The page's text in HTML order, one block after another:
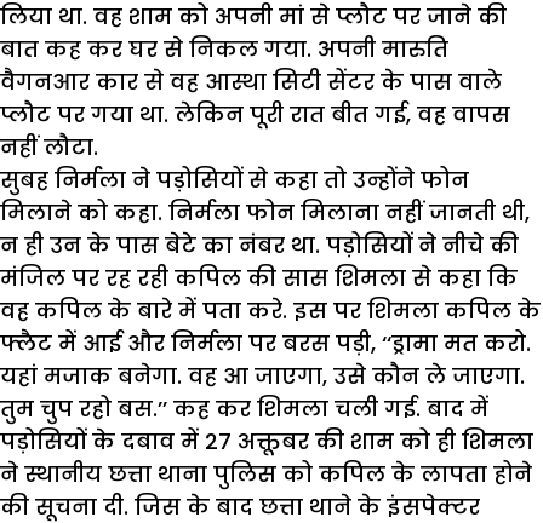
लिया था. वह शाम को अपनी मां से प्लौट पर जाने की
बात कह कर घर से निकल गया. अपनी मारुति
वैगनआर कार से वह आस्था सिटी सेंटर के पास वाले
प्लौट पर गया था. लेकिन पूरी रात बीत गई, वह वापस
नहीं लौटा.
सुबह निर्मला ने पड़ोसियों से कहा तो उन्होंने फोन
मिलाने को कहा. निर्मला फोन मिलाना नहीं जानती थी,
न ही उन के पास बेटे का नंबर था. पड़ोसियों ने नीचे की
मंजिल पर रह रही कपिल की सास शिमला से कहा कि
वह कपिल के बारे में पता करे. इस पर शिमला कपिल के
फ्लैट में आई और निर्मला पर बरस पड़ी, ‘‘ड्रामा मत करो.
यहां मजाक बनेगा. वह आ जाएगा, उसे कौन ले जाएगा.
तुम चुप रहो बस.’’ कह कर शिमला चली गई. बाद में
पड़ोसियों के दबाव में 27 अक्तूबर की शाम को ही शिमला
ने स्थानीय छत्ता थाना पुलिस को कपिल के लापता होने
की सूचना दी. जिस के बाद छत्ता थाने के इंसपेक्टर